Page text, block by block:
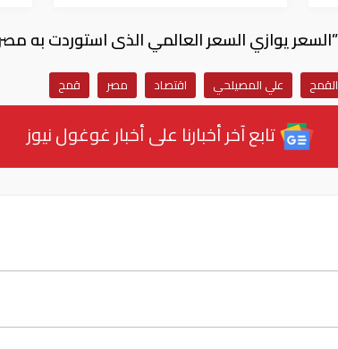
يوازي السعر العالمي الذى استوردت به مصر على
القمح علي المصيلحي اقتصاد مصر قمح
تابع آخر أخبارنا على أخبار غوغول نيوز